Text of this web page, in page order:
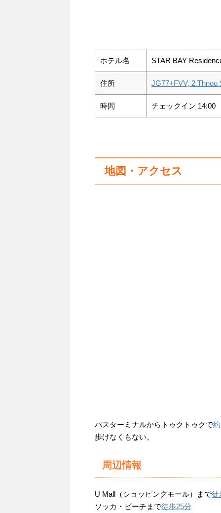
ホテル名 STAR BAY
住所 JG77+FVV, 2 Thnou
時間 チェックイン 14:00
地図・アクセス
バスターミナルからトゥクトゥクで
歩けなくもない。
周辺情報
U Mall（ショッピングモール）まで徒
ソッカ・ビーチまで徒歩25分